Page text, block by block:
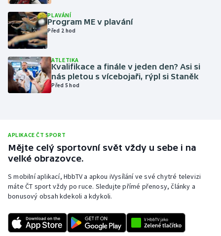
Moderní pětiboj
Motorsport
Parasport
Ragby
Rychlobruslení
Rychlostní kanoistika
Short track
PLAVÁNÍ
Program ME v plavání
Před 2 hod
ATLETIKA
Kvalifikace a finále v jeden den? Asi si
nás pletou s vícebojaři, rýpl si Staněk
Před 5 hod
APLIKACE ČT SPORT
Mějte celý sportovní svět vždy u sebe i na
velké obrazovce.
S mobilní aplikací, HbbTV a apkou iVysílání ve své chytré televizi
máte ČT sport vždy po ruce. Sledujte přímé přenosy, články a
bonusový obsah kdekoli a kdykoli.